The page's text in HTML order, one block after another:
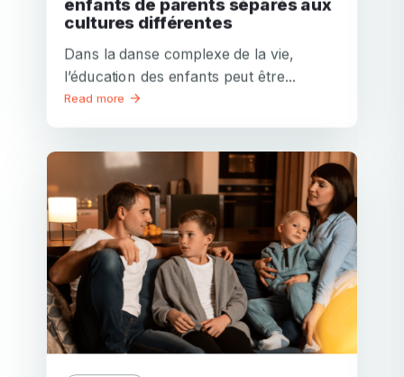
cultures différentes
Dans la danse complexe de la vie,
l’éducation des enfants peut être...
Read more